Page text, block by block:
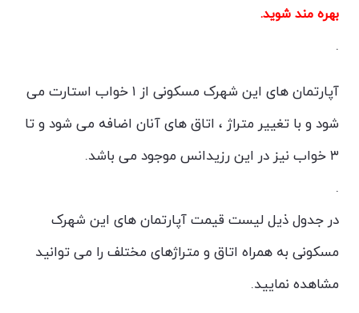
بهره مند شوید.
.
آپارتمان های این شهرک مسکونی از ۱ خواب استارت می
شود و با تغییر متراژ ، اتاق های آنان اضافه می شود و تا
۳ خواب نیز در این رزیدانس موجود می باشد.
.
در جدول ذیل لیست قیمت آپارتمان های این شهرک
مسکونی به همراه اتاق و متراژهای مختلف را می توانید
مشاهده نمایید.